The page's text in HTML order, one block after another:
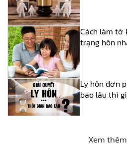
Cách làm tờ
trạng hôn
Ly hôn đơn
bao lâu thì
Xem